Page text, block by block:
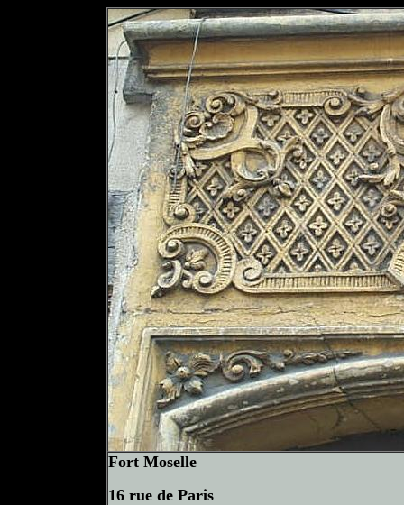
Fort Moselle
16 rue de Paris